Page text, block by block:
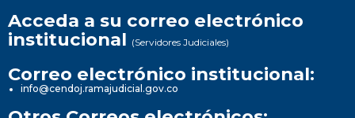
Acceda a su correo electrónico
institucional (Servidores Judiciales)
Correo electrónico institucional:
info@cendoj.ramajudicial.gov.co